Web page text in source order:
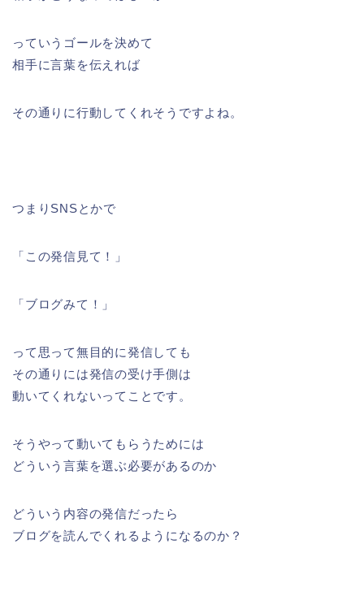
っていうゴールを決めて
相手に言葉を伝えれば
その通りに行動してくれそうですよね。
つまりSNSとかで
「この発信見て！」
「ブログみて！」
って思って無目的に発信しても
その通りには発信の受け手側は
動いてくれないってことです。
そうやって動いてもらうためには
どういう言葉を選ぶ必要があるのか
どういう内容の発信だったら
ブログを読んでくれるようになるのか？